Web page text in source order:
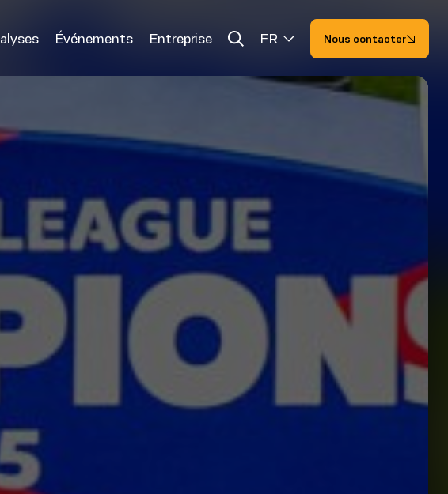
Événements Entreprise FR Nous contacter